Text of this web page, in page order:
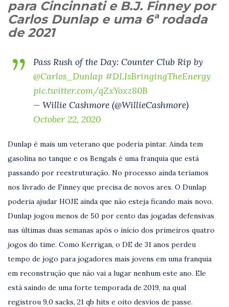
para Cincinnati e B.J. Finney por
Carlos Dunlap e uma 6ª rodada
de 2021
Pass Rush of the Day: Counter Club Rip by
@Carlos_Dunlap #DLIsBringingTheEnergy
pic.twitter.com/qZxYoxz80B
— Willie Cashmore (@WillieCashmore)
October 22, 2020
Dunlap é mais um veterano que poderia pintar. Ainda tem
gasolina no tanque e os Bengals é uma franquia que está
passando por reestruturação. No processo ainda teríamos
nos livrado de Finney que precisa de novos ares. O Dunlap
poderia ajudar HOJE ainda que não esteja ficando mais novo.
Dunlap jogou menos de 50 por cento das jogadas defensivas
nas últimas duas semanas após o início dos primeiros quatro
jogos do time. Como Kerrigan, o DE de 31 anos perdeu
tempo de jogo para jogadores mais jovens em uma franquia
em reconstrução que não vai a lugar nenhum este ano. Ele
está saindo de uma forte temporada de 2019, na qual
registrou 9,0 sacks, 21 qb hits e oito desvios de passe.